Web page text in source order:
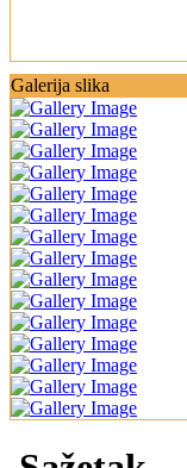
Galerija slika